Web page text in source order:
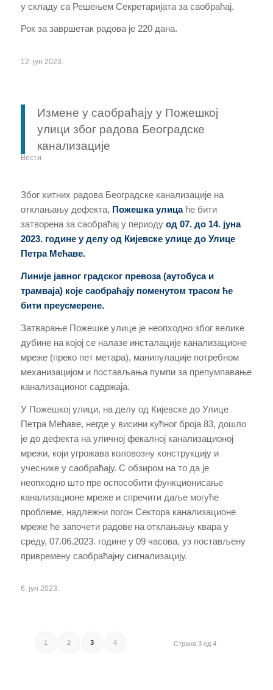
у складу са Решењем Секретаријата за саобраћај.
Рок за завршетак радова је 220 данa.
12. јун 2023.
Измене у саобраћају у Пожешкој
улици због радова Београдске
канализације
Вести
Због хитних радова Београдске канализације на
отклањању дефекта, Пожешка улицаће бити
затворена за саобраћај у периоду од 07. до 14. јуна
2023. године у делу од Кијевске улице до Улице
Петра Мећаве.
Линије јавног градског превоза (аутобуса и
трамваја) које саобраћају поменутом трасом ће
бити преусмерене.
Затварање Пожешке улице је неопходно због велике
дубине на којој се налазе инсталације канализационе
мреже (преко пет метара), манипулације потребном
механизацијом и постављања пумпи за препумпавање
канализационог садржаја.
У Пожешкој улици, на делу од Кијевске до Улице
Петра Мећаве, негде у висини кућног броја 83, дошло
је до дефекта на уличној фекалној канализационој
мрежи, који угрожава коловозну конструкцију и
учеснике у саобраћају. С обзиром на то да је
неопходно што пре оспособити функционисање
канализационе мреже и спречити даље могуће
проблеме, надлежни погон Сектора канализационе
мреже ће започети радове на отклањању квара у
среду, 07.06.2023. године у 09 часова, уз постављену
привремену саобраћајну сигнализацију.
6. јун 2023.
Страна 3 од 4
1 2 3 4